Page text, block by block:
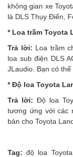
không gian xe
là DLS Thụy Điển,
* Loa trầm Toyota
Trả lời: Loa trầm
loa sub điện DLS
JLaudio. Bạn có
* Độ loa Toyota
Trả lời:Độ loa
tương ứng với các
bản cho Toyota
Tag: độ loa